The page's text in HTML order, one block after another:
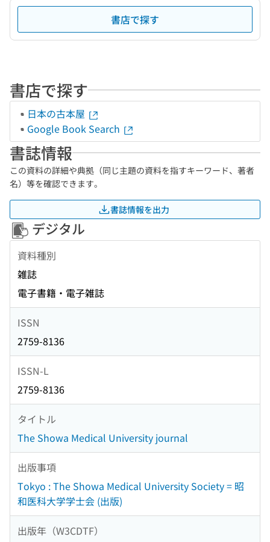
書店で探す
書店で探す
日本の古本屋
Google Book Search
書誌情報
この資料の詳細や典拠（同じ主題の資料を指すキーワード、著者
名）等を確認できます。
書誌情報を出力
デジタル
資料種別
雑誌
電子書籍・電子雑誌
ISSN
2759-8136
ISSN-L
2759-8136
タイトル
The Showa Medical University journal
出版事項
Tokyo : The Showa Medical University Society = 昭
和医科大学学士会 (出版)
出版年（W3CDTF）